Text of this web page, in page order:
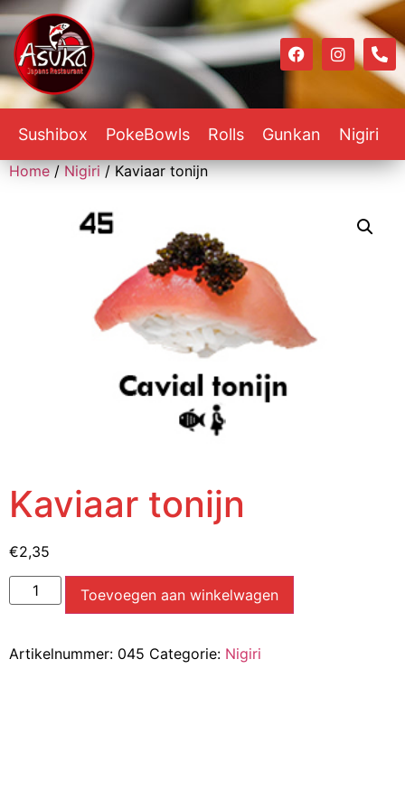
Sushibox PokeBowls Rolls Gunkan Nigiri
Home/Nigiri/ Kaviaar tonijn
Kaviaar tonijn
€2,35
Toevoegen aan winkelwagen
Artikelnummer: 045 Categorie: Nigiri